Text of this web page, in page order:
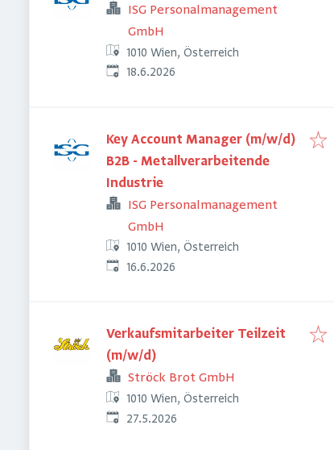
ISG Personalmanagement
GmbH
1010 Wien, Österreich
Veröffentlicht
18.6.2026
Key Account Manager (m/w/d)
B2B - Metallverarbeitende
Industrie
ISG Personalmanagement
GmbH
1010 Wien, Österreich
Veröffentlicht
16.6.2026
Verkaufsmitarbeiter Teilzeit
(m/w/d)
Ströck Brot GmbH
1010 Wien, Österreich
Veröffentlicht
27.5.2026